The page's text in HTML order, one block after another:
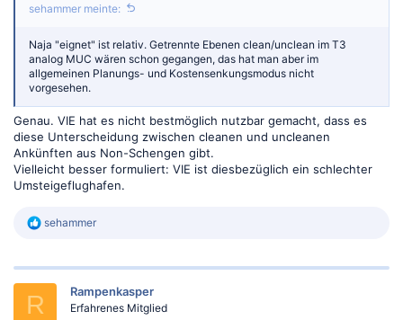
sehammer meinte:
Naja "eignet" ist relativ. Getrennte Ebenen clean/unclean im T3
analog MUC wären schon gegangen, das hat man aber im
allgemeinen Planungs- und Kostensenkungsmodus nicht
vorgesehen.
Genau. VIE hat es nicht bestmöglich nutzbar gemacht, dass es
diese Unterscheidung zwischen cleanen und uncleanen
Ankünften aus Non-Schengen gibt.
Vielleicht besser formuliert: VIE ist diesbezüglich ein schlechter
Umsteigeflughafen.
R
k
sehammer
R Rampenkasper
Erfahrenes Mitglied